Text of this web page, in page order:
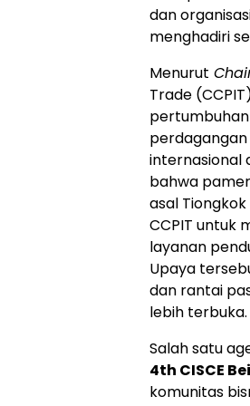
dan
menghadiri
Menurut
Trade
internasional
bahwa
asal
CCPIT untuk
layanan
Upaya
dan rantai
lebih terbuka.
Salah satu
4th CISCE
komunitas